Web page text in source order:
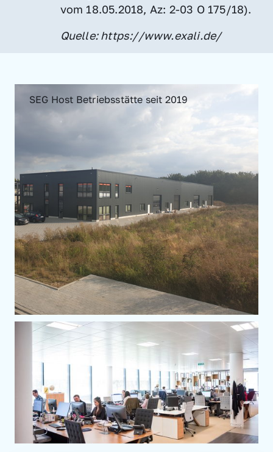
vom 18.05.2018, Az: 2-03 O 175/18).
Quelle: https://www.exali.de/
SEG Host Betriebsstätte seit 2019